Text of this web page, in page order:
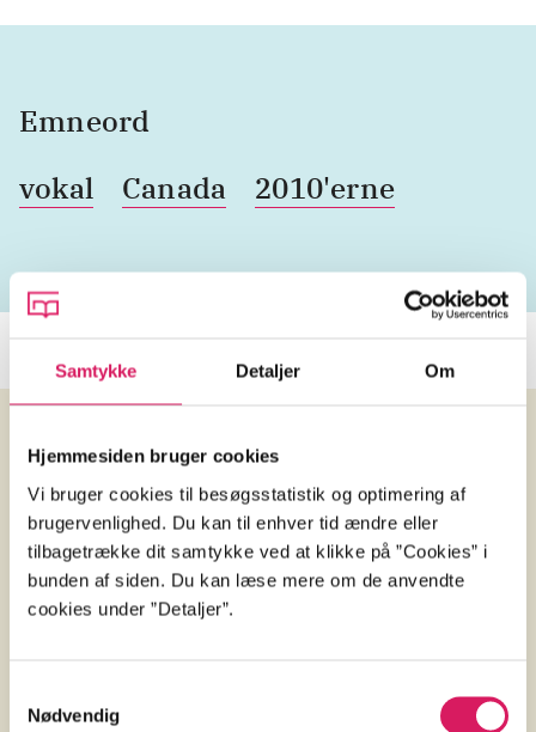
Samtykke Detaljer Om
Hjemmesiden bruger cookies
Vi bruger cookies til besøgsstatistik og optimering af
brugervenlighed. Du kan til enhver tid ændre eller
tilbagetrække dit samtykke ved at klikke på ”Cookies” i
bunden af siden. Du kan læse mere om de anvendte
cookies under ”Detaljer”.
Nødvendig
Emneord
vokal
Canada 2010'erne
Anmeldelser (4)
Bibliotekernes
vurdering
d. 8. okt. 2016
af